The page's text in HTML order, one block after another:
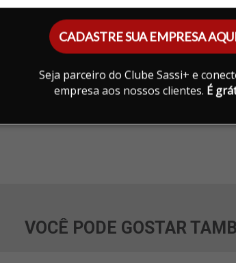
CADASTRE SUA EMPRESA
Seja parceiro do Clube Sassi+ e
empresa aos nossos clientes. É
VOCÊ PODE GOSTAR